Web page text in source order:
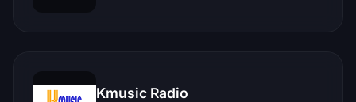
Kmusic Radio